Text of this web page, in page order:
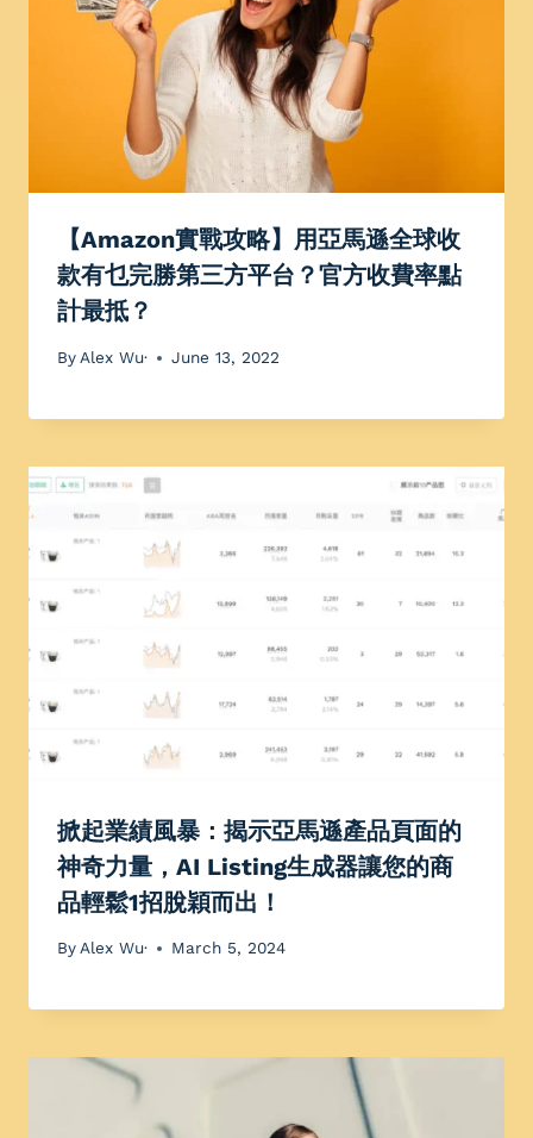
【Amazon實戰攻略】用亞馬遜全球收
款有乜完勝第三方平台？官方收費率點
計最抵？
By Alex Wu· June 13, 2022
掀起業績風暴：揭示亞馬遜產品頁面的
神奇力量，AI Listing生成器讓您的商
品輕鬆1招脫穎而出！
ByAlex Wu· March 5, 2024